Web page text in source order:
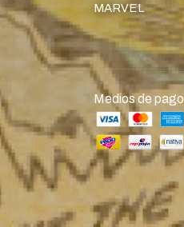
MARVEL
Medios de pago